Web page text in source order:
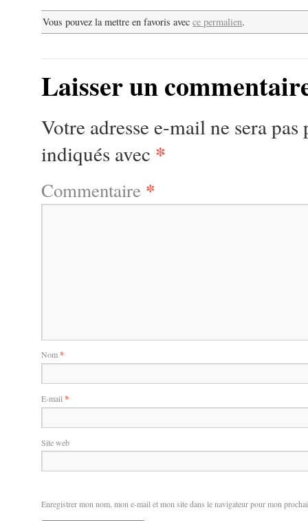
Vous pouvez la mettre en favoris avecce permalien.
Laisser un
Votre adresse e-mail ne sera pas
indiqués avec *
Commentaire *
Nom*
E-mail *
Site web
Enregistrer mon nom, mon e-mail et mon site dans le navigateur pour mon